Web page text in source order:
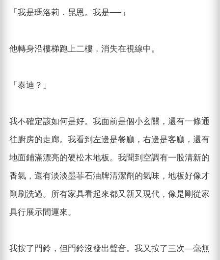
「我是瑪洛莉．昆恩。我是──」
他轉身沿樓梯跑上二樓，消失在視線中。
「泰迪？」
我不確定該如何是好。我面前是個小玄關，還有一條通
往廚房的走廊。我看到左邊是餐廳，右邊是客廳，還有
地面鋪滿漂亮的硬松木地板。我聞到空調有一股清新的
香氣，還有淡淡墨菲石油牌清潔劑的氣味，地板好像才
剛刷洗過。所有家具看起來都又新又現代，像是剛從家
具行展示間運來。
我按了門鈴，但門鈴沒發出聲音。我又按了三次—毫無